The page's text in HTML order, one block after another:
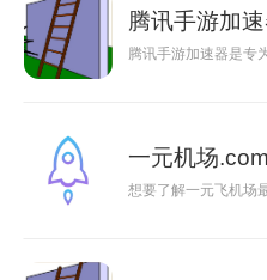
腾讯手游加
腾讯手游加速器是专
一元机场
想要了解一元飞机场